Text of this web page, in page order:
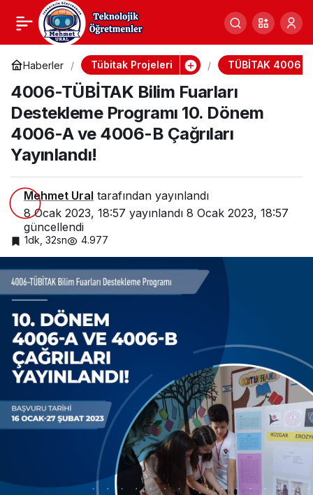
Haberler Tübitak Projeleri TÜBİTAK 4006
4006-TÜBİTAK Bilim Fuarları
Destekleme Programı 10. Dönem
4006-A ve 4006-B Çağrıları
Yayınlandı!
Mehmet Ural tarafından yayınlandı
8 Ocak 2023, 18:57 yayınlandı 8 Ocak 2023, 18:57
güncellendi
1dk, 32sn 4.977
4006-TÜBİTAK Bilim
Fuarları Destekleme
Programı 10. Dönem
4006-A ve 4006-B
0